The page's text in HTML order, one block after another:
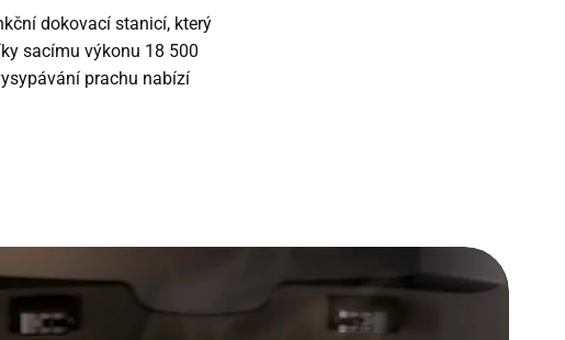
dokovací stanicí, který
sacímu výkonu 18 500
prachu nabízí